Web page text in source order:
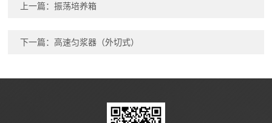
上一篇：振荡培养箱
下一篇：高速匀浆器（外切式）